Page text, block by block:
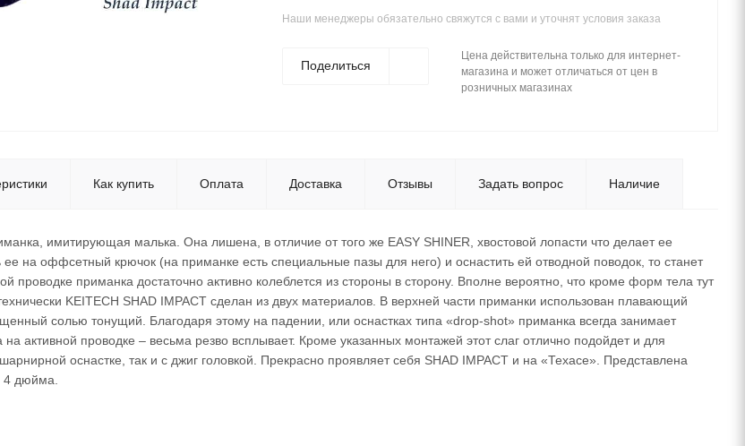
Наши менеджеры обязательно свяжутся с вами и уточнят условия заказа
Поделиться
Цена действительна только для интернет-
магазина и может отличаться от цен в
розничных магазинах
Как купить Оплата Доставка Отзывы Задать вопрос Наличие
имитирующая малька. Она лишена, в отличие от того же EASY SHINER, хвостовой лопасти что делает ее
на оффсетный крючок (на приманке есть специальные пазы для него) и оснастить ей отводной поводок, то станет
проводке приманка достаточно активно колеблется из стороны в сторону. Вполне вероятно, что кроме форм тела тут
KEITECH SHAD IMPACT сделан из двух материалов. В верхней части приманки использован плавающий
солью тонущий. Благодаря этому на падении, или оснастках типа «drop-shot» приманка всегда занимает
активной проводке – весьма резво всплывает. Кроме указанных монтажей этот слаг отлично подойдет и для
оснастке, так и с джиг головкой. Прекрасно проявляет себя SHAD IMPACT и на «Техасе». Представлена
4 дюйма.